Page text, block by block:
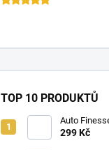
TOP 10 PRODUKTŮ
Auto
Detailer (500
299 Kč